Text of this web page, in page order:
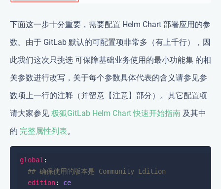
下面这一步十分重要，需要配置 Helm Chart 部署应用的参
数。由于 GitLab 默认的可配置项非常多（有上千行），因
此我们这次只挑选 可保障基础业务使用的最小功能集 的相
关参数进行改写，关于每个参数具体代表的含义请参见参
数项上一行的注释（并留意【注意】部分）。其它配置项
请大家参见 极狐GitLab Helm Chart 快速开始指南 及其中
的 完整属性列表。
global
## 确保使用的版本是 Community Edition
edition: ce